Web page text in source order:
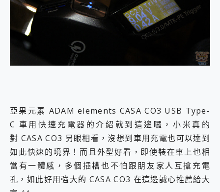
亞果元素 ADAM elements CASA CO3 USB Type-
C 車用快速充電器的介紹就到這邊囉，小米真的
對 CASA CO3 另眼相看，沒想到車用充電也可以達到
如此快速的境界！而且外型好看，即使裝在車上也相
當有一體感，多個插槽也不怕跟朋友家人互搶充電
孔，如此好用強大的 CASA CO3 在這邊誠心推薦給大